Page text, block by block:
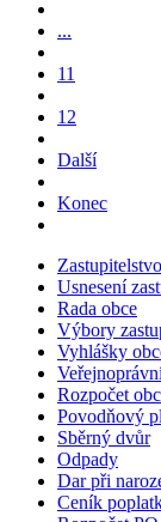
...
11
12
Další
Konec
Usnesení
Rada obce
Výbory
Vyhlášky
Rozpočet
Povodňový
Sběrný dvůr
Odpady
Dar při
Ceník